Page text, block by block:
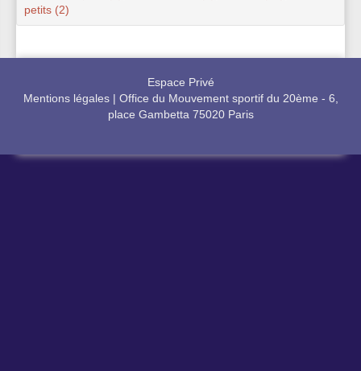
petits (2)
Espace Privé
Mentions légales| Office du Mouvement sportif du 20ème - 6,
place Gambetta 75020 Paris